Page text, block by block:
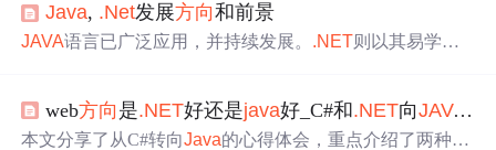
Java, .Net发展方向和前景
JAVA语言已广泛应用，并持续发展。 .NET则以其易学易
web方向 是.NET好还是java好_C#和.NET向JAVA 好
本文分享了从C#转向Java的心得体会，重点介绍了两种语